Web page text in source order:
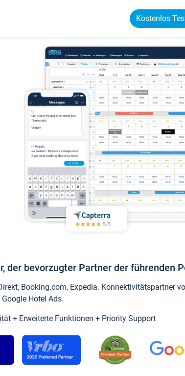
Kostenlos
der bevorzugter Partner der führenden
Booking.com, Expedia. Konnektivitätspartner
Google Hotel Ads.
+ Erweiterte Funktionen + Priority Support